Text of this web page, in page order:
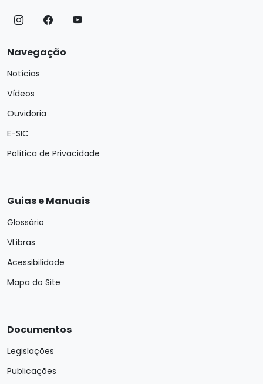
Navegação
Notícias
Vídeos
Ouvidoria
E-SIC
Política de Privacidade
Guias e Manuais
Glossário
VLibras
Acessibilidade
Mapa do Site
Documentos
Legislações
Publicações